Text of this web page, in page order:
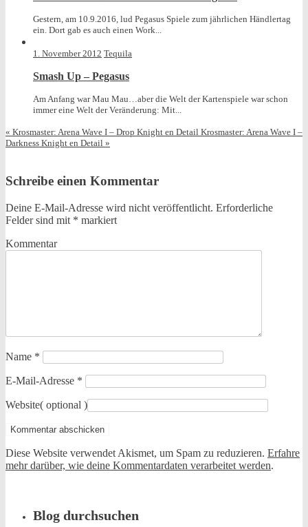
Gestern, am 10.9.2016, lud Pegasus Spiele zum jährlichen Händlertag
ein. Dort gab es auch einen Work...
1. November 2012 Tequila
Smash Up – Pegasus
Am Anfang war Mau Mau…aber die Welt der Kartenspiele war schon
immer eine Welt der Veränderung: Mit...
« Krosmaster: Arena Wave I – Drop Knight en Detail Krosmaster: Arena Wave I –
Darkness Knight en Detail »
Schreibe einen Kommentar
Deine E-Mail-Adresse wird nicht veröffentlicht. Erforderliche
Felder sind mit * markiert
Kommentar
Name *
E-Mail-Adresse *
Website( optional )
Diese Website verwendet Akismet, um Spam zu reduzieren. Erfahre
mehr darüber, wie deine Kommentardaten verarbeitet werden.
Blog durchsuchen